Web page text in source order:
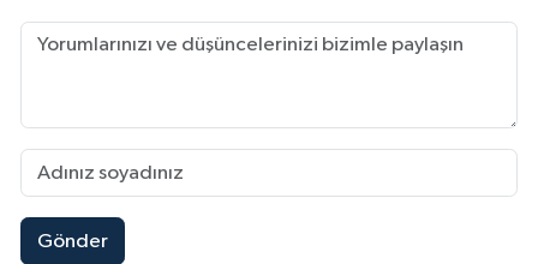
Gönder